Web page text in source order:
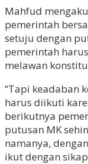
Mahfud
pemerintah
setuju dengan
pemerintah
melawan
“Tapi keadaban
harus diikuti
berikutnya
putusan MK
namanya,
ikut dengan